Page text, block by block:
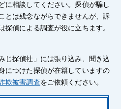
に相談してください。探偵が騙し
とは残念ながらできませんが、訴
探偵による調査が役に立ちます。
じ探偵社」には張り込み、聞き込
につけた探偵が在籍していますの
欺被害調査をご依頼ください。